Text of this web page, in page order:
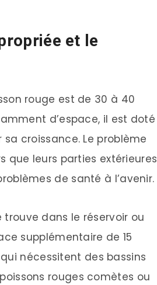
et le
rouge est de 30 à 40
d’espace, il est doté
croissance. Le problème
que leurs parties extérieures
de santé à l’avenir.
dans le réservoir ou
supplémentaire de 15
nécessitent des bassins
rouges comètes ou